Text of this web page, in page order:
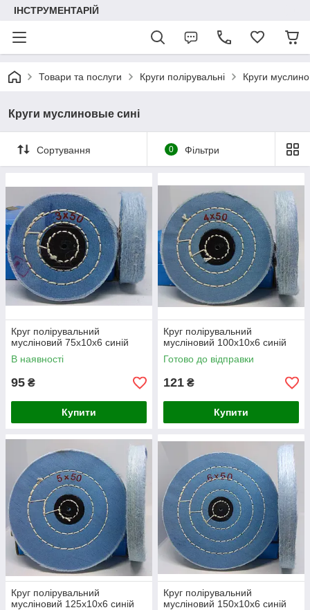
ІНСТРУМЕНТАРІЙ
Товари та послуги Круги полірувальні Круги
Круги муслиновые сині
Сортування 0 Фільтри
Круг полірувальний
мусліновий 75х10х6 синій
В наявності
95 ₴
Купити
Круг полірувальний
мусліновий 100х10х6 синій
Готово до відправки
121 ₴
Купити
Круг полірувальний
мусліновий 125х10х6 синій
Круг полірувальний
мусліновий 150х10х6 синій